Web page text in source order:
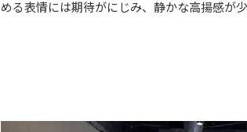
める表情には期待がにじみ、静かな高揚感が